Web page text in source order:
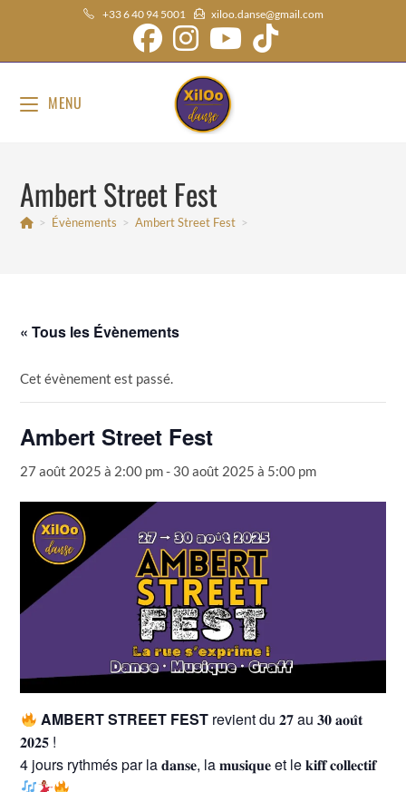
+33 6 40 94 5001 xiloo.danse@gmail.com
MENU
Ambert Street Fest
> Évènements > Ambert Street Fest >
« Tous les Évènements
Cet évènement est passé.
Ambert Street Fest
27 août 2025 à 2:00 pm- 30 août 2025 à 5:00 pm
AMBERT STREET FEST revient du 𝟐𝟕 au 𝟑𝟎 𝐚𝐨𝐮̂𝐭
𝟐𝟎𝟐𝟓 !
4 jours rythmés par la 𝐝𝐚𝐧𝐬𝐞, la 𝐦𝐮𝐬𝐢𝐪𝐮𝐞 et le 𝐤𝐢𝐟𝐟 𝐜𝐨𝐥𝐥𝐞𝐜𝐭𝐢𝐟